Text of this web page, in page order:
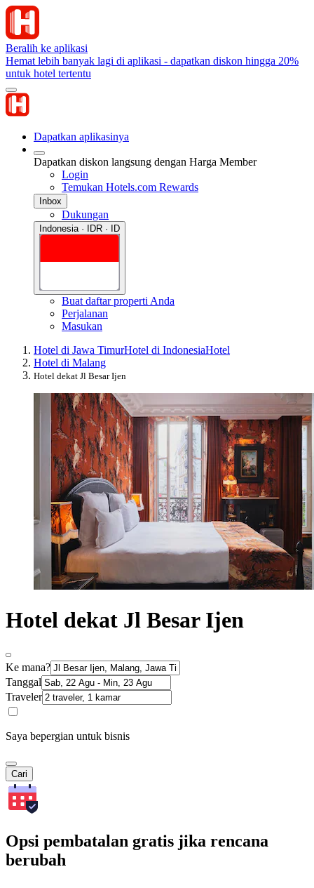
Beralih ke aplikasi
Hemat lebih banyak lagi di aplikasi - dapatkan diskon hingga 20%
untuk hotel tertentu
Dapatkan aplikasinya
Dapatkan diskon langsung dengan Harga Member
Login
Temukan Hotels.com Rewards
Inbox
Dukungan
Indonesia · IDR · ID
Buat daftar properti Anda
Perjalanan
Masukan
Hotel di Jawa TimurHotel di IndonesiaHotel
Hotel di Malang
Hotel dekat Jl Besar Ijen
Hotel dekat Jl Besar Ijen
Ke mana?
Tanggal
Traveler
Saya bepergian untuk bisnis
Cari
Opsi pembatalan gratis jika rencana
berubah